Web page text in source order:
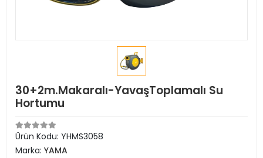
30+2m.Makaralı-YavaşToplamalı Su
Hortumu
Ürün Kodu: YHMS3058
Marka: YAMA